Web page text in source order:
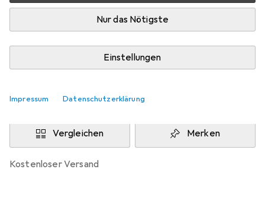
Nur das Nötigste
Einstellungen
Impressum Datenschutzerklärung
Mehr als 10 Stück an Lager beim Lieferanten
Lieferort angeben für genaue Lieferzeit
In den Warenkorb
Vergleichen Merken
kostenloser Versand